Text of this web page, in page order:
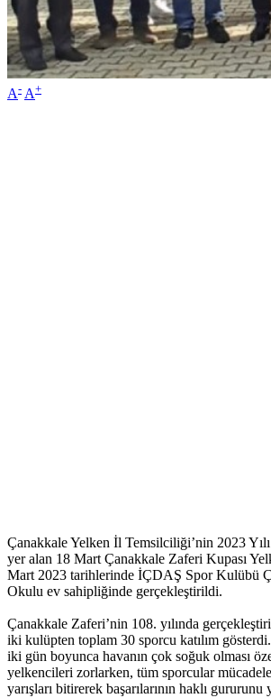
A- A+
Çanakkale Yelken İl Temsilciliği’nin 2023
yer alan 18 Mart Çanakkale Zaferi Kupası
Mart 2023 tarihlerinde İÇDAŞ Spor Kulübü
Okulu ev sahipliğinde gerçekleştirildi.
Çanakkale Zaferi’nin 108. yılında
iki kulüpten toplam 30 sporcu katılım gösterdi.
iki gün boyunca havanın çok soğuk olması
yelkencileri zorlarken, tüm sporcular
yarışları bitirerek başarılarının haklı gururunu